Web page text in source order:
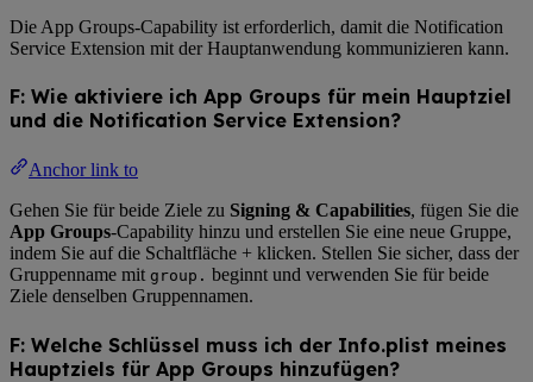
Die App Groups-Capability ist erforderlich, damit die Notification
Service Extension mit der Hauptanwendung kommunizieren kann.
F: Wie aktiviere ich App Groups für mein Hauptziel
und die Notification Service Extension?
Anchor link to
Gehen Sie für beide Ziele zu Signing & Capabilities, fügen Sie die
App Groups-Capability hinzu und erstellen Sie eine neue Gruppe,
indem Sie auf die Schaltfläche + klicken. Stellen Sie sicher, dass der
Gruppenname mit group. beginnt und verwenden Sie für beide
Ziele denselben Gruppennamen.
F: Welche Schlüssel muss ich der Info.plist meines
Hauptziels für App Groups hinzufügen?